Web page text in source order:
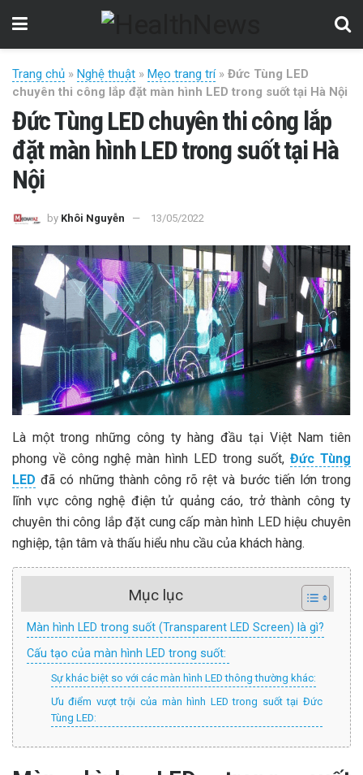
Trang chủ » Nghệ thuật » Mẹo trang trí» Đức Tùng LED
chuyên thi công lắp đặt màn hình LED trong suốt tại Hà Nội
Đức Tùng LED chuyên thi công lắp
đặt màn hình LED trong suốt tại Hà
Nội
by Khôi Nguyễn 13/05/2022
Là một trong những công ty hàng đầu tại Việt Nam tiên
phong về công nghệ màn hình LED trong suốt,Đức Tùng
LED đã có những thành công rõ rệt và bước tiến lớn trong
lĩnh vực công nghệ điện tử quảng cáo, trở thành công ty
chuyên thi công lắp đặt cung cấp màn hình LED hiệu chuyên
nghiệp, tận tâm và thấu hiểu nhu cầu của khách hàng.
Mục lục
Màn hình LED trong suốt (Transparent LED Screen) là gì?
Cấu tạo của màn hình LED trong suốt:
Sự khác biệt so với các màn hình LED thông thường khác:
Ưu điểm vượt trội của màn hình LED trong suốt tại Đức
Tùng LED: